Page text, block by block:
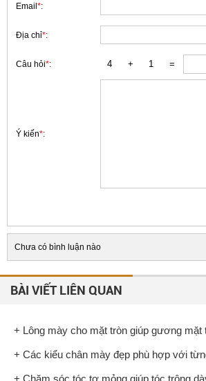
Email *:
Địa chỉ*:
Câu hỏi*:
Ý kiến*:
Chưa có bình luận nào
BÀI VIẾT LIÊN QUAN
+ Lông mày cho mặt tròn giúp gương mặt
+ Các kiểu chân mày đẹp phù hợp với
+ Chăm sóc tóc tơ mỏng giúp tóc trông